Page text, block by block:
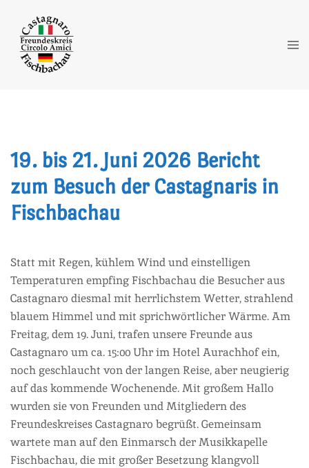
Inhalt
springen
19. bis 21. Juni 2026 Bericht
zum Besuch der Castagnaris in
Fischbachau
Statt mit Regen, kühlem Wind und einstelligen
Temperaturen empfing Fischbachau die Besucher aus
Castagnaro diesmal mit herrlichstem Wetter, strahlend
blauem Himmel und mit sprichwörtlicher Wärme. Am
Freitag, dem 19. Juni, trafen unsere Freunde aus
Castagnaro um ca. 15:00 Uhr im Hotel Aurachhof ein,
noch geschlaucht von der langen Reise, aber neugierig
auf das kommende Wochenende. Mit großem Hallo
wurden sie von Freunden und Mitgliedern des
Freundeskreises Castagnaro begrüßt. Gemeinsam
wartete man auf den Einmarsch der Musikkapelle
Fischbachau, die mit großer Besetzung klangvoll